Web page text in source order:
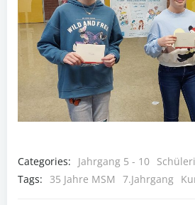
Categories: Jahrgang 5 - 10
Tags:
35 Jahre MSM 7.Jahrgang